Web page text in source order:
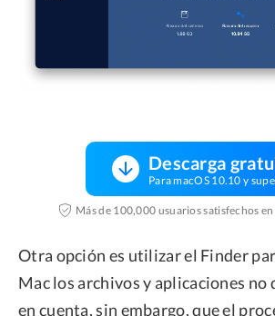
Descarga
Para macOS 10.10 y
Más de 100,000 usuarios satisfechos
Otra opción es utilizar el Finder
Mac los archivos y aplicaciones no
en cuenta, sin embargo, que el